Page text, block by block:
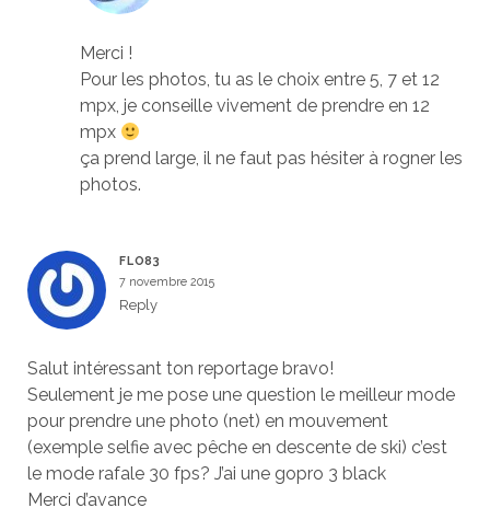
Merci !
Pour les photos, tu as le choix entre 5, 7 et 12
mpx, je conseille vivement de prendre en 12
mpx
ça prend large, il ne faut pas hésiter à rogner les
photos.
FLO83
7 novembre 2015
Reply
Salut intéressant ton reportage bravo!
Seulement je me pose une question le meilleur mode
pour prendre une photo (net) en mouvement
(exemple selfie avec pêche en descente de ski) c’est
le mode rafale 30 fps? J’ai une gopro 3 black
Merci d’avance